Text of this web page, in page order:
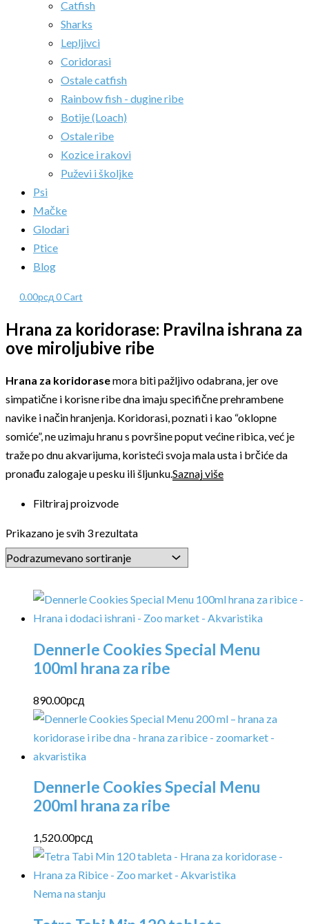
Catfish
Sharks
Lepljivci
Coridorasi
Ostale catfish
Rainbow fish - dugine ribe
Botije (Loach)
Ostale ribe
Kozice i rakovi
Puževi i školjke
Psi
Mačke
Glodari
Ptice
Blog
0.00рсд 0Cart
Hrana za koridorase: Pravilna ishrana za
ove miroljubive ribe
Hrana za koridorasemora biti pažljivo odabrana, jer ove
simpatične i korisne ribe dna imaju specifične prehrambene
navike i način hranjenja. Koridorasi, poznati i kao “oklopne
somiće”, ne uzimaju hranu s površine poput većine ribica, već je
traže po dnu akvarijuma, koristeći svoja mala usta i brčiće da
pronađu zalogaje u pesku ili šljunku.Saznaj više
Filtriraj proizvode
Prikazano je svih 3 rezultata
Dennerle Cookies Special Menu
100ml hrana za ribe
890.00рсд
Dennerle Cookies Special Menu
200ml hrana za ribe
1,520.00рсд
Nema na stanju